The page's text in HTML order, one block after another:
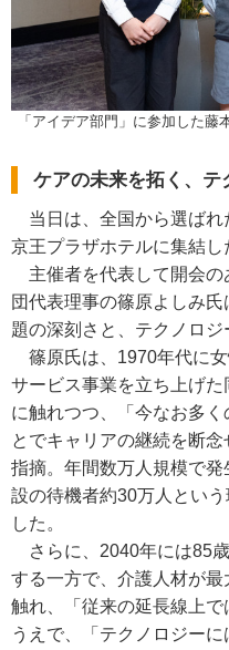
「アイデア部門」に参加した
ケアの未来を拓く、テ
当日は、全国から選ばれ
京王プラザホテルに集結し
主催者を代表して開会の
団代表理事の篠原よしみ
題の深刻さと、テクノロジ
篠原氏は、1970年代に
サービス事業を立ち上げ
に触れつつ、「今なお多
とでキャリアの継続を断
指摘。年間数万人規模で
設の待機者約30万人とい
した。
さらに、2040年には85
する一方で、介護人材が
触れ、「従来の延長線上
うえで、「テクノロジー